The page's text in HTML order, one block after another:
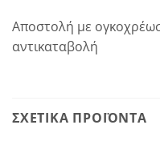
Αποστολή με
αντικαταβολή
ΣΧΕΤΙΚΆ ΠΡΟΪΌΝΤΑ